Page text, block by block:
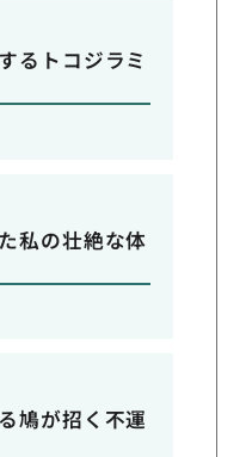
るトコジラミ
私の壮絶な体
鳩が招く不運